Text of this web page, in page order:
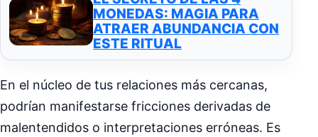
MONEDAS: MAGIA PARA
ATRAER ABUNDANCIA CON
ESTE RITUAL
En el núcleo de tus relaciones más cercanas,
podrían manifestarse fricciones derivadas de
malentendidos o interpretaciones erróneas. Es